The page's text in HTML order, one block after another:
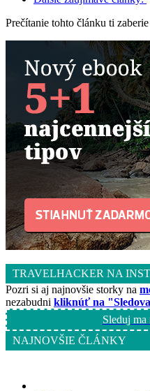
Prečítanie tohto článku ti
TRAVELHACKER NA
Pozri si aj najnovšie storky na
nezabudni kliknúť na
Sleduj ma
NAJNOVŠIE ČLÁNKY